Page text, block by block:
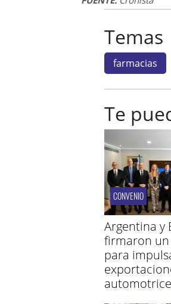
Temas
farmacias
Te
CONVENIO
Argentina y
firmaron
para